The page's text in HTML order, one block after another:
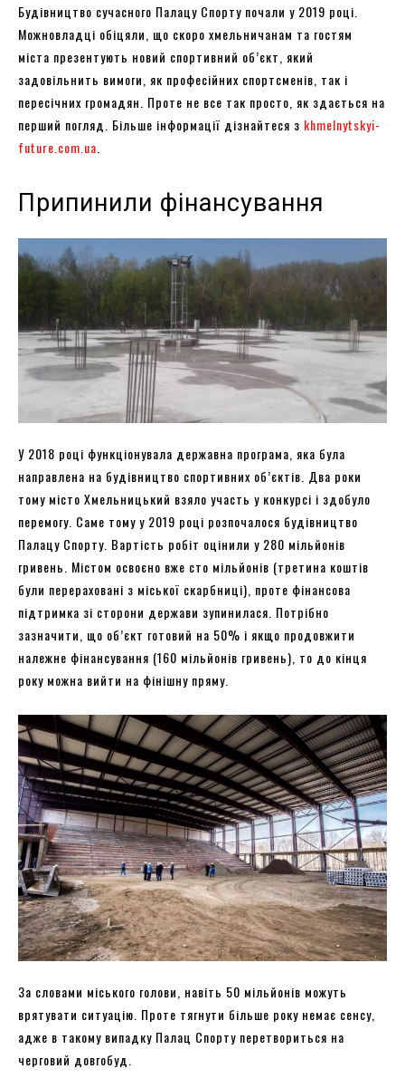
Будівництво сучасного Палацу Спорту почали у 2019 році.
Можновладці обіцяли, що скоро хмельничанам та гостям
міста презентують новий спортивний об’єкт, який
задовільнить вимоги, як професійних спортсменів, так і
пересічних громадян. Проте не все так просто, як здається на
перший погляд. Більше інформації дізнайтеся з khmelnytskyi-
future.com.ua
Припинили фінансування
У 2018 році функціонувала державна програма, яка була
направлена на будівництво спортивних об’єктів. Два роки
тому місто Хмельницький взяло участь у конкурсі і здобуло
перемогу. Саме тому у 2019 році розпочалося будівництво
Палацу Спорту. Вартість робіт оцінили у 280 мільйонів
гривень. Містом освоєно вже сто мільйонів (третина коштів
були перераховані з міської скарбниці), проте фінансова
підтримка зі сторони держави зупинилася. Потрібно
зазначити, що об’єкт готовий на 50% і якщо продовжити
належне фінансування (160 мільйонів гривень), то до кінця
року можна вийти на фінішну пряму.
За словами міського голови, навіть 50 мільйонів можуть
врятувати ситуацію. Проте тягнути більше року немає сенсу,
адже в такому випадку Палац Спорту перетвориться на
черговий довгобуд.